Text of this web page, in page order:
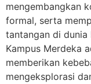
mengembangkan
formal, serta
tantangan di dunia
Kampus Merdeka
memberikan
mengeksplorasi